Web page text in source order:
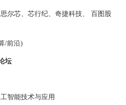
尔芯、芯行纪、奇捷科技、 百图股
/前沿)
坛
智能技术与应用